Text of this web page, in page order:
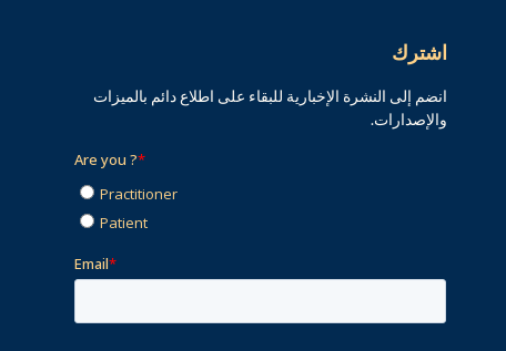
اشترك
انضم إلى النشرة الإخبارية للبقاء على اطلاع دائم بالميزات
والإصدارات.